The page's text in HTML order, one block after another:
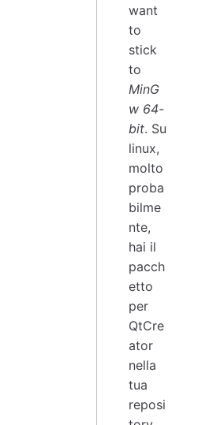
want
to
stick
to
MinG
w 64-
bit. Su
linux,
molto
proba
bilme
nte,
hai il
pacch
etto
per
QtCre
ator
nella
tua
reposi